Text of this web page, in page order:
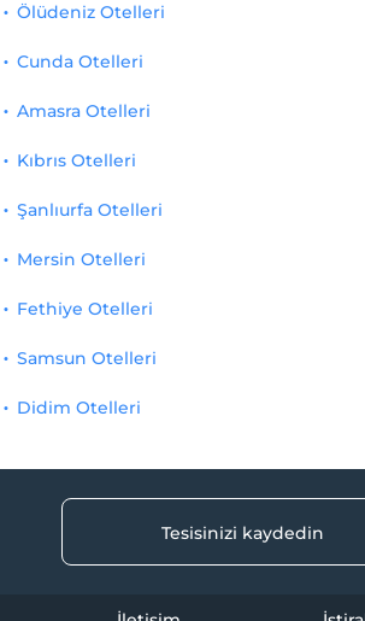
Ölüdeniz Otelleri
Cunda Otelleri
Amasra Otelleri
Kıbrıs Otelleri
Şanlıurfa Otelleri
Mersin Otelleri
Fethiye Otelleri
Samsun Otelleri
Didim Otelleri
Tesisinizi kaydedin